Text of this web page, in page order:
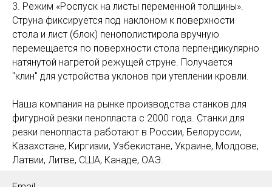
3. Режим «Роспуск на листы переменной толщины».
Струна фиксируется под наклоном к поверхности
стола и лист (блок) пенополистирола вручную
перемещается по поверхности стола перпендикулярно
натянутой нагретой режущей струне. Получается
"клин" для устройства уклонов при утеплении кровли.
Наша компания на рынке производства станков для
фигурной резки пенопласта с 2000 года. Станки для
резки пенопласта работают в России, Белоруссии,
Казахстане, Киргизии, Узбекистане, Украине, Молдове,
Латвии, Литве, США, Канаде, ОАЭ.